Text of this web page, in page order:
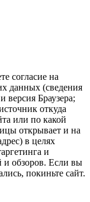
согласие на
данных (сведения
Браузера;
откуда
или по какой
открывает и на
в целях
и
и обзоров. Если вы
покиньте сайт.